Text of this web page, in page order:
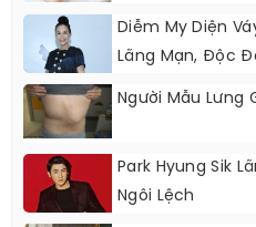
Diễm My Diện
Lãng Mạn, Độc
Người Mẫu Lưng
Park Hyung Sik
Ngôi Lệch